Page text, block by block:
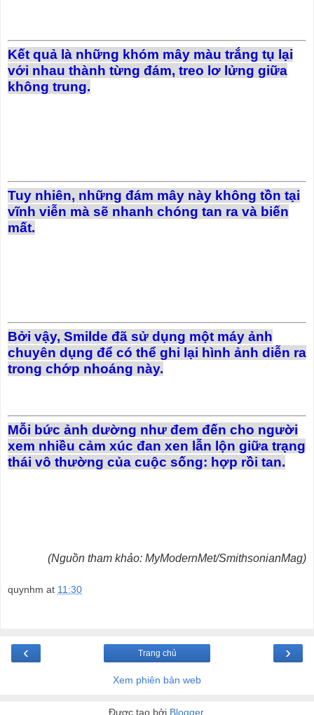
Kết quả là những khóm mây màu trắng tụ lại
với nhau thành từng đám, treo lơ lửng giữa
không trung.
Tuy nhiên, những đám mây này không tồn tại
vĩnh viễn mà sẽ nhanh chóng tan ra và biến
mất.
Bởi vậy, Smilde đã sử dụng một máy ảnh
chuyên dụng để có thể ghi lại hình ảnh diễn ra
trong chớp nhoáng này.
Mỗi bức ảnh dường như đem đến cho người
xem nhiều cảm xúc đan xen lẫn lộn giữa trạng
thái vô thường của cuộc sống: hợp rồi tan.
(Nguồn tham khảo: MyModernMet/SmithsonianMag)
quynhm at 11:30
‹ ›
Trang chủ
Xem phiên bản web
Được tạo bởi Blogger.